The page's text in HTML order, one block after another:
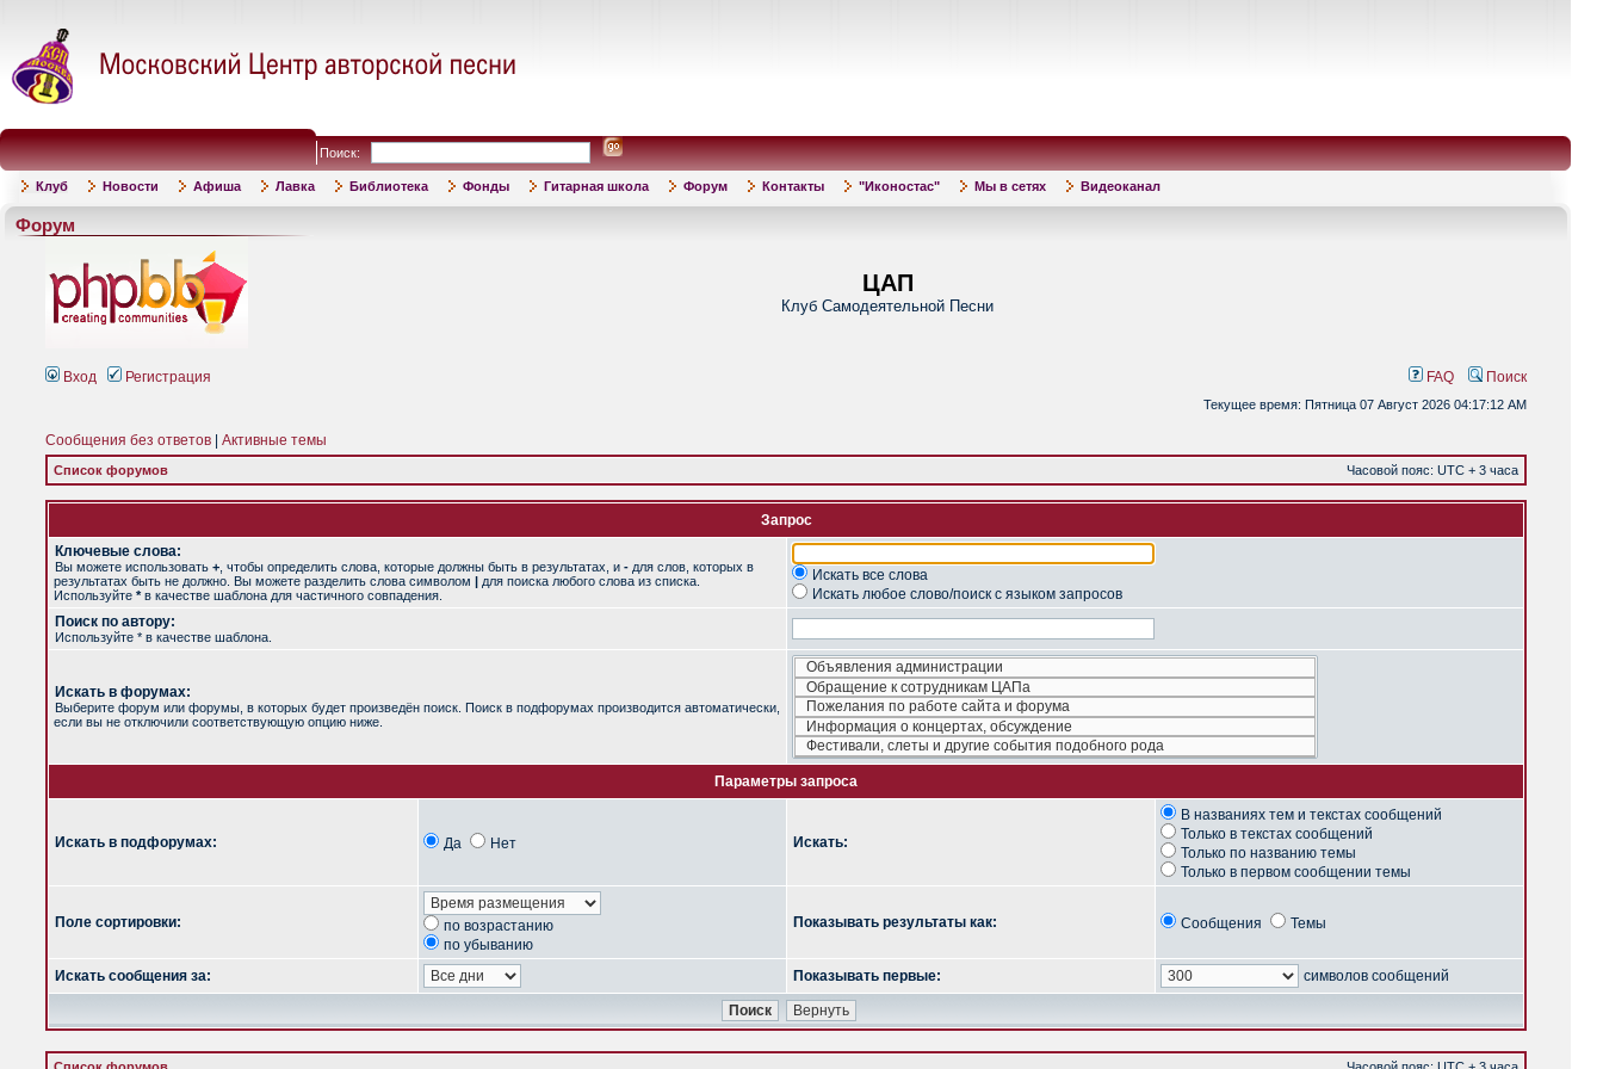
Поиск:
Клуб Новости Афиша Лавка Библиотека Фонды Гитарная школа Форум Контакты "Иконостас" Мы в сетях Видеоканал
Форум
ЦАП
Клуб Самодеятельной Песни
Вход Регистрация FAQ Поиск
Текущее время: Пятница 07 Август 2026 04:17:12 AM
Сообщения без ответов Активные темы
Список форумов Часовой пояс: UTC + 3 часа
Запрос
Ключевые слова:
Вы можете использовать + , чтобы определить слова, которые должны быть в результатах, и - для слов, которых в
результатах быть не должно. Вы можете разделить слова символом | для поиска любого слова из списка.
Используйте *в качестве шаблона для частичного совпадения.
Искать все слова
Искать любое слово/поиск с языком запросов
Поиск по автору:
Используйте * в качестве шаблона.
Искать в форумах:
Выберите форум или форумы, в которых будет произведён поиск. Поиск в подфорумах производится автоматически,
если вы не отключили соответствующую опцию ниже.
Параметры запроса
Искать в подфорумах: Да Нет Искать:
В названиях тем и текстах сообщений
Только в текстах сообщений
Только по названию темы
Только в первом сообщении темы
Поле сортировки:
по возрастанию
по убыванию
Показывать результаты как: Сообщения Темы
Искать сообщения за: Показывать первые: символов сообщений